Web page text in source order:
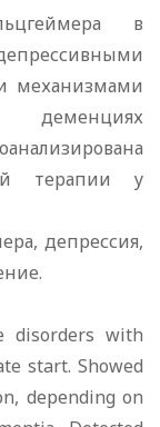
в
механизмами
терапии у
депрессия,
disorders with
start. Showed
dереnding оn